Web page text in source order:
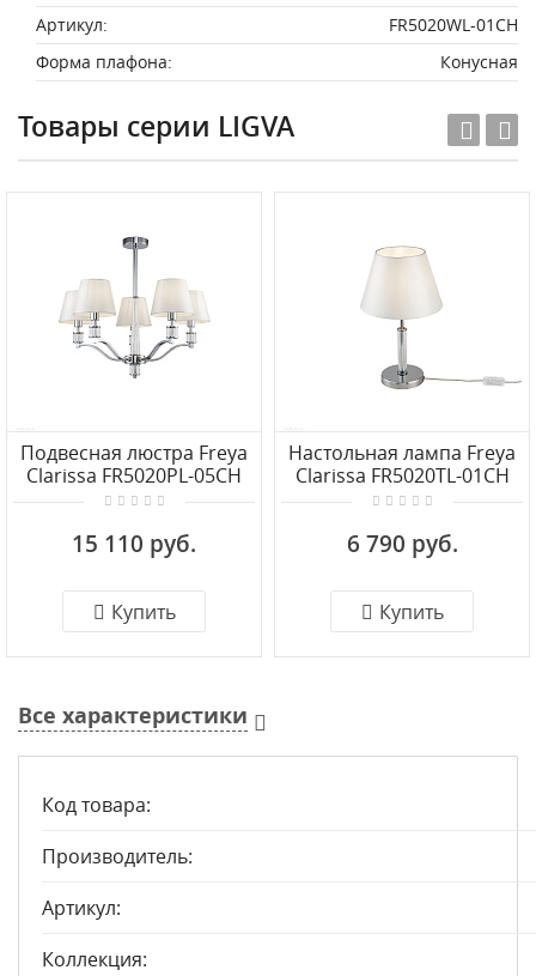
Артикул:
FR5020WL-01CH
Форма плафона:
Конусная
Товары серии LIGVA
Подвесная люстра Freya
Clarissa FR5020PL-05CH
15 110 руб.
Купить
Настольная лампа Freya
Clarissa FR5020TL-01CH
6 790 руб.
Купить
Все характеристики
Код товара:
Производитель:
Артикул:
Коллекция: